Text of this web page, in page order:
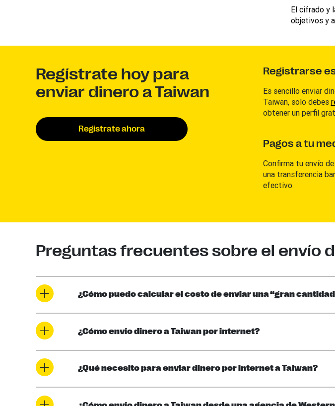
El cifrado y
objetivos y
Regístrate hoy para
enviar dinero a Taiwan
Regístrate ahora
Registrarse
Es sencillo enviar
Taiwan, solo debes
obtener un perfil
Pagos a tu
Confirma tu envío
una transferencia
efectivo.
Preguntas frecuentes sobre el envío
¿Cómo puedo calcular el costo de enviar una “gran
¿Cómo envío dinero a Taiwan por internet?
¿Qué necesito para enviar dinero por internet a Taiwan?